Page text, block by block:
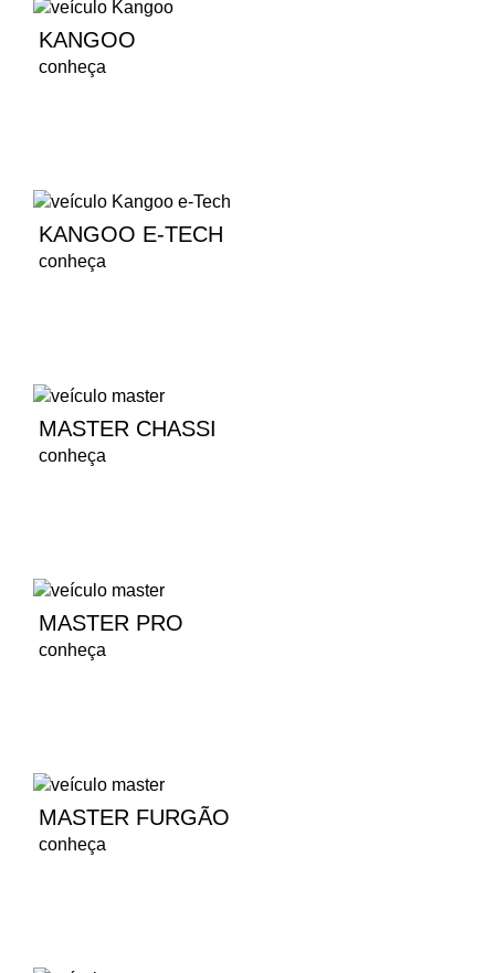
KANGOO
conheça
KANGOO E-TECH
conheça
MASTER CHASSI
conheça
MASTER PRO
conheça
MASTER FURGÃO
conheça